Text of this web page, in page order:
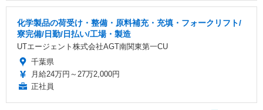
化学製品の荷受け・整備・原料補充・充填・フォークリフト/
寮完備/日勤/日払い/工場・製造
UTエージェント株式会社AGT南関東第一CU
千葉県
月給24万円～27万2,000円
正社員